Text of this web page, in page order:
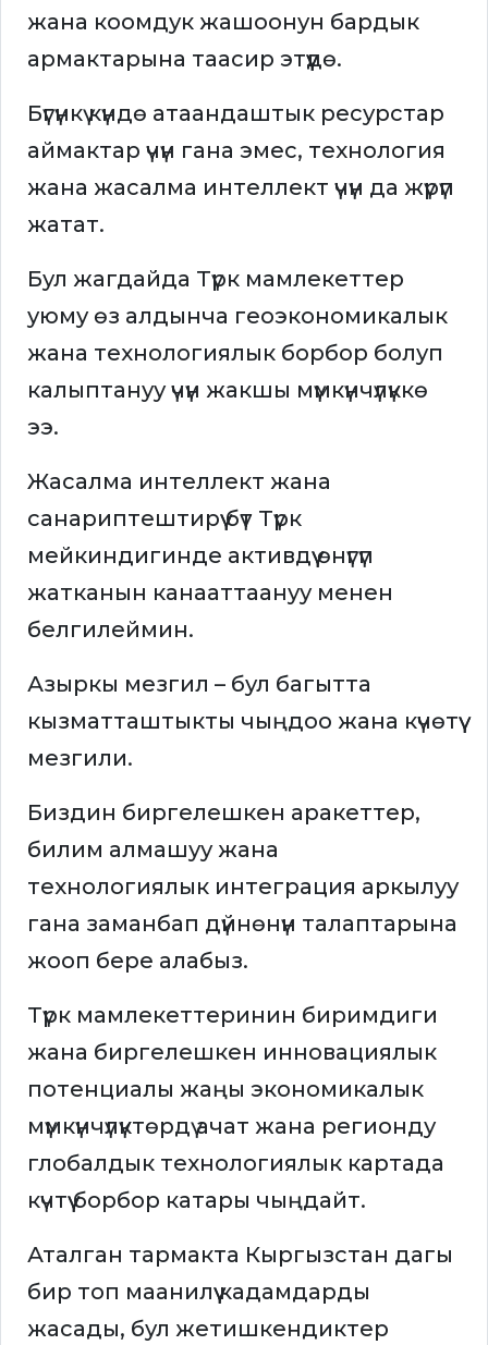
жана коомдук жашоонун бардык
армактарына таасир этүүдө.
Бүгүнкү күндө атаандаштык ресурстар
аймактар үчүн гана эмес, технология
жана жасалма интеллект үчүн да жүрүп
жатат.
Бул жагдайда Түрк мамлекеттер
уюму өз алдынча геоэкономикалык
жана технологиялык борбор болуп
калыптануу үчүн жакшы мүмкүнчүлүккө
ээ.
Жасалма интеллект жана
санариптештирүү бүт Түрк
мейкиндигинде активдүү өнүгүп
жатканын канааттаануу менен
белгилеймин.
Азыркы мезгил – бул багытта
кызматташтыкты чыңдоо жана күчөтүү
мезгили.
Биздин биргелешкен аракеттер,
билим алмашуу жана
технологиялык интеграция аркылуу
гана заманбап дүйнөнүн талаптарына
жооп бере алабыз.
Түрк мамлекеттеринин биримдиги
жана биргелешкен инновациялык
потенциалы жаңы экономикалык
мүмкүнчүлүктөрдү ачат жана регионду
глобалдык технологиялык картада
күчтүү борбор катары чыңдайт.
Аталган тармакта Кыргызстан дагы
бир топ маанилүү кадамдарды
жасады, бул жетишкендиктер